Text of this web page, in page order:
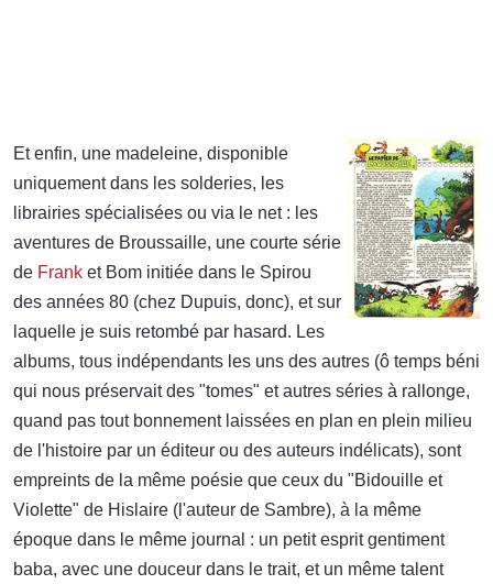
Et enfin, une madeleine, disponible
uniquement dans les solderies, les
librairies spécialisées ou via le net : les
aventures de Broussaille, une courte série
de Frank et Bom initiée dans le Spirou
des années 80 (chez Dupuis, donc), et sur
laquelle je suis retombé par hasard. Les
albums, tous indépendants les uns des autres (ô temps béni
qui nous préservait des "tomes" et autres séries à rallonge,
quand pas tout bonnement laissées en plan en plein milieu
de l'histoire par un éditeur ou des auteurs indélicats), sont
empreints de la même poésie que ceux du "Bidouille et
Violette" de Hislaire (l'auteur de Sambre), à la même
époque dans le même journal : un petit esprit gentiment
baba, avec une douceur dans le trait, et un même talent